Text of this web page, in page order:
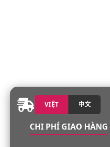
VIỆT 中文
CHI PHÍ GIAO HÀNG